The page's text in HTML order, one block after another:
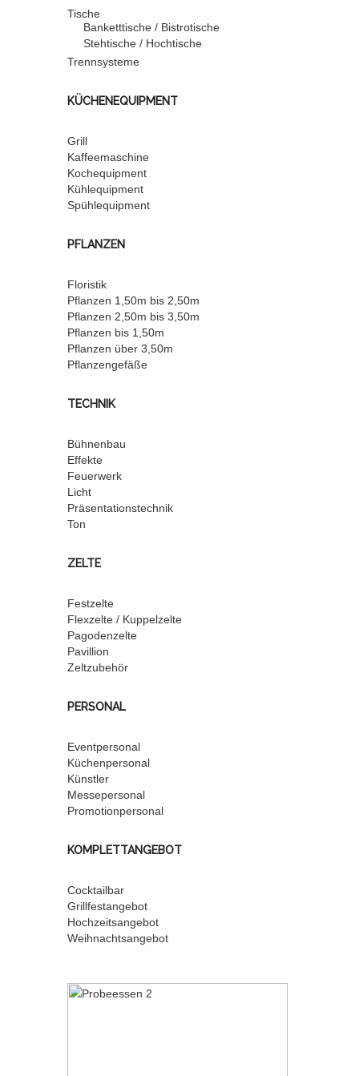
Tische
Banketttische / Bistrotische
Stehtische / Hochtische
Trennsysteme
KÜCHENEQUIPMENT
Grill
Kaffeemaschine
Kochequipment
Kühlequipment
Spühlequipment
PFLANZEN
Floristik
Pflanzen 1,50m bis 2,50m
Pflanzen 2,50m bis 3,50m
Pflanzen bis 1,50m
Pflanzen über 3,50m
Pflanzengefäße
TECHNIK
Bühnenbau
Effekte
Feuerwerk
Licht
Präsentationstechnik
Ton
ZELTE
Festzelte
Flexzelte / Kuppelzelte
Pagodenzelte
Pavillion
Zeltzubehör
PERSONAL
Eventpersonal
Küchenpersonal
Künstler
Messepersonal
Promotionpersonal
KOMPLETTANGEBOT
Cocktailbar
Grillfestangebot
Hochzeitsangebot
Weihnachtsangebot